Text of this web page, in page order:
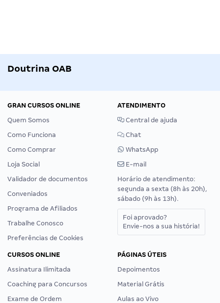
Doutrina OAB
GRAN CURSOS ONLINE
Quem Somos
Como Funciona
Como Comprar
Loja Social
Validador de documentos
Conveniados
Programa de Afiliados
Trabalhe Conosco
Preferências de Cookies
ATENDIMENTO
Central de ajuda
Chat
WhatsApp
E-mail
Horário de atendimento:
segunda a sexta (8h às 20h),
sábado (9h às 13h).
Foi aprovado?
Envie-nos a sua história!
CURSOS ONLINE
Assinatura Ilimitada
Coaching para Concursos
Exame de Ordem
PÁGINAS ÚTEIS
Depoimentos
Material Grátis
Aulas ao Vivo